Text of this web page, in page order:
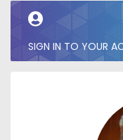
SIGN IN TO YOUR